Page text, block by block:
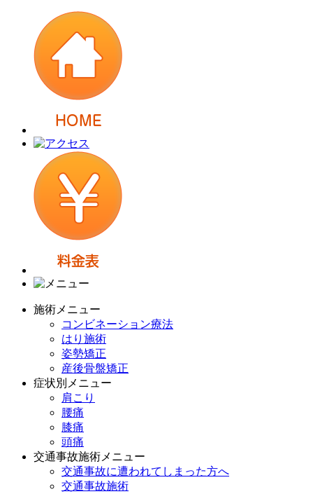
施術メニュー
コンビネーション療法
はり施術
姿勢矯正
産後骨盤矯正
症状別メニュー
肩こり
腰痛
膝痛
頭痛
交通事故施術メニュー
交通事故に遭われてしまった方へ
交通事故施術